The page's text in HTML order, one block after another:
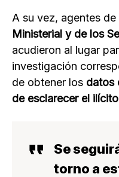
A su vez, agentes de
Ministerial y de los
acudieron al lugar
investigación
de obtener los datos
de esclarecer el
Se
torno a